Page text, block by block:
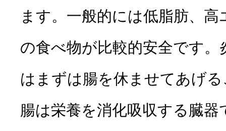
ます。一般的には低脂肪、
の食べ物が比較的安全です
はまずは腸を休ませてあげ
腸は栄養を消化吸収する臓